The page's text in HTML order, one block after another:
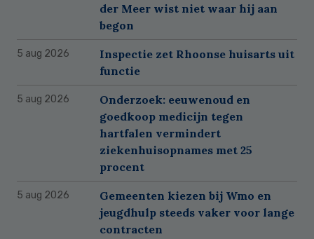
der Meer wist niet waar hij aan
begon
5 aug 2026
Inspectie zet Rhoonse huisarts uit
functie
5 aug 2026
Onderzoek: eeuwenoud en
goedkoop medicijn tegen
hartfalen vermindert
ziekenhuisopnames met 25
procent
5 aug 2026
Gemeenten kiezen bij Wmo en
jeugdhulp steeds vaker voor lange
contracten